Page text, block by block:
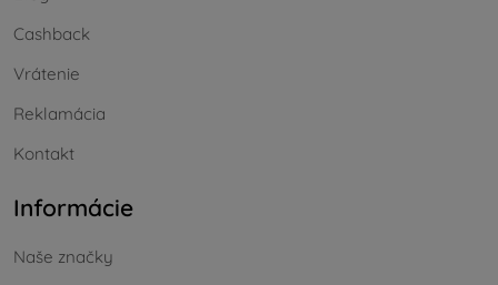
Cashback
Vrátenie
Reklamácia
Kontakt
Informácie
Naše značky